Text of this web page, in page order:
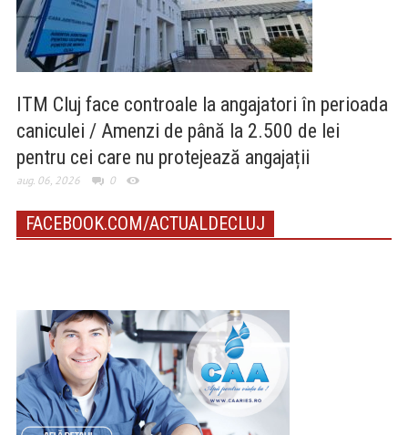
ITM Cluj face controale la angajatori în perioada
caniculei / Amenzi de până la 2.500 de lei
pentru cei care nu protejează angajații
aug. 06, 2026 0
FACEBOOK.COM/ACTUALDECLUJ